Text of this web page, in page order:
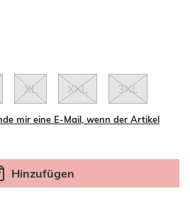
XL XXL 3XL
mir eine E-Mail, wenn der Artikel
Hinzufügen